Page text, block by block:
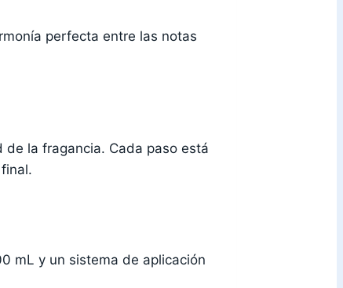
perfecta entre las notas
la fragancia. Cada paso está
mL y un sistema de aplicación